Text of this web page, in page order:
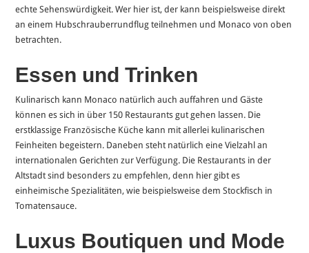
echte Sehenswürdigkeit. Wer hier ist, der kann beispielsweise direkt
an einem Hubschrauberrundflug teilnehmen und Monaco von oben
betrachten.
Essen und Trinken
Kulinarisch kann Monaco natürlich auch auffahren und Gäste
können es sich in über 150 Restaurants gut gehen lassen. Die
erstklassige Französische Küche kann mit allerlei kulinarischen
Feinheiten begeistern. Daneben steht natürlich eine Vielzahl an
internationalen Gerichten zur Verfügung. Die Restaurants in der
Altstadt sind besonders zu empfehlen, denn hier gibt es
einheimische Spezialitäten, wie beispielsweise dem Stockfisch in
Tomatensauce.
Luxus Boutiquen und Mode